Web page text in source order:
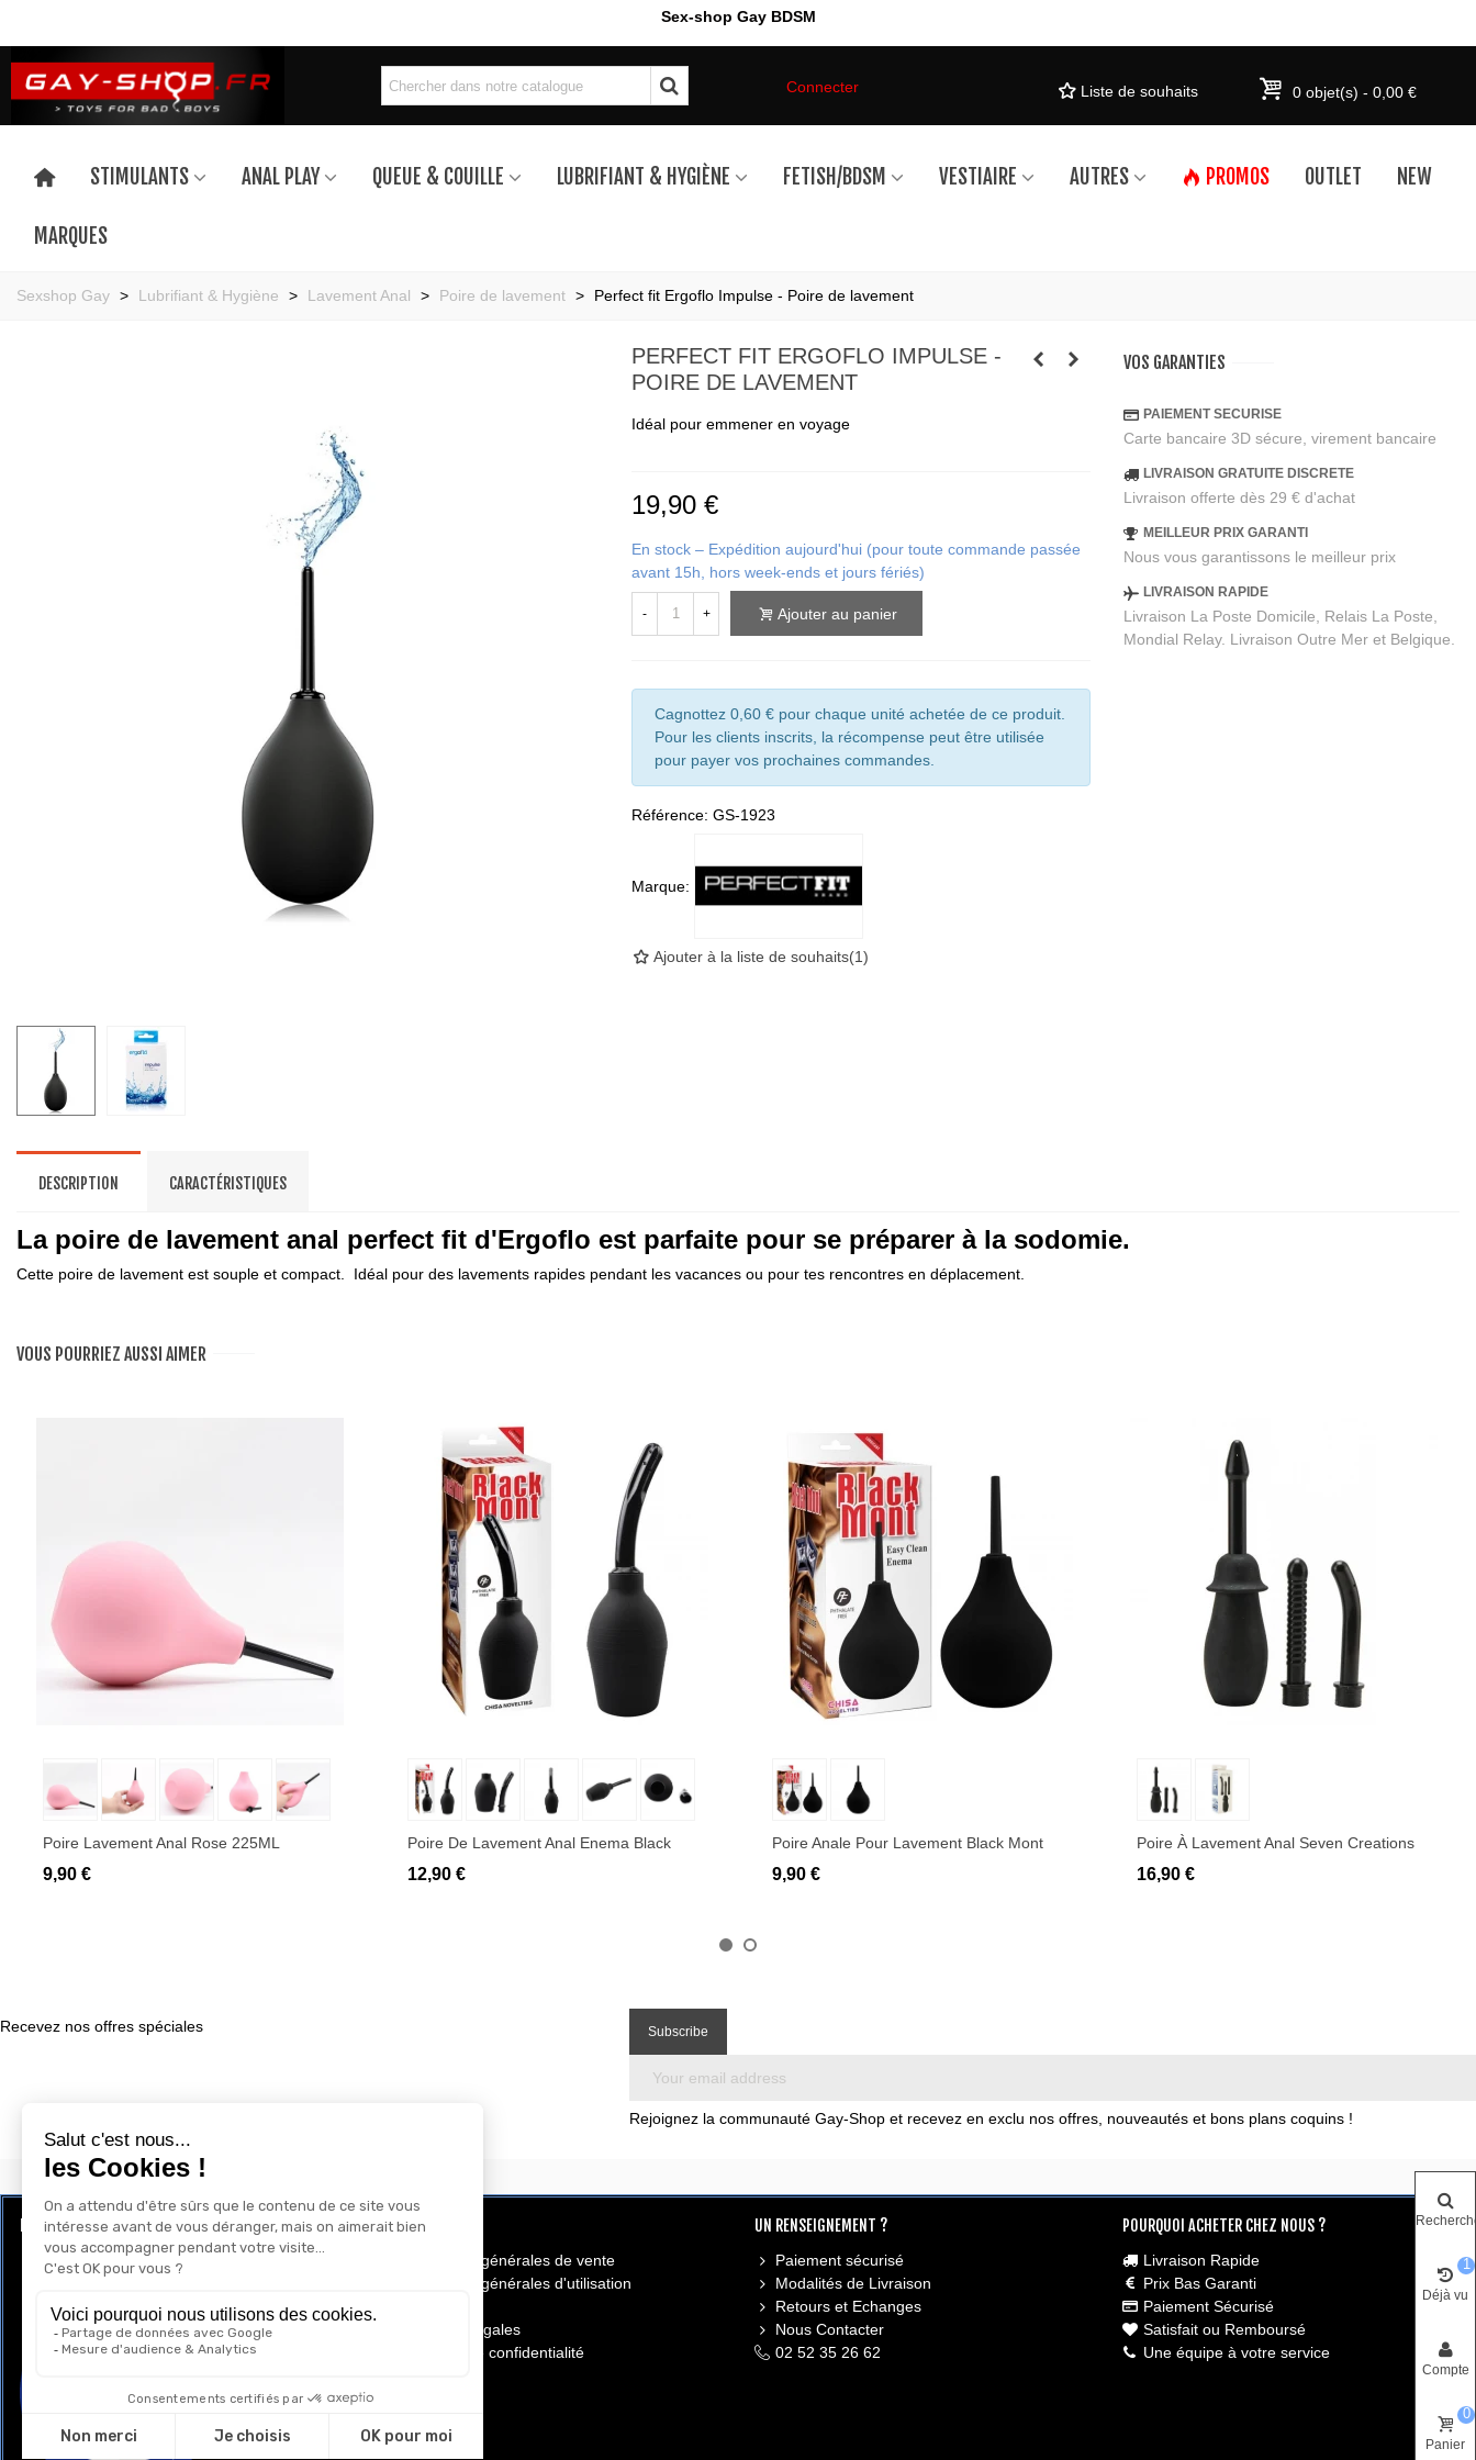
Sex-shop Gay BDSM
Connecter Liste de souhaits 0 objet(s) - 0,00 €
STIMULANTS ANAL PLAY QUEUE & COUILLE LUBRIFIANT & HYGIÈNE FETISH/BDSM VESTIAIRE AUTRES PROMOS OUTLET NEW
MARQUES
Sexshop Gay > Lubrifiant & Hygiène > Lavement Anal > Poire de lavement > Perfect fit Ergoflo Impulse - Poire de lavement
PERFECT FIT ERGOFLO IMPULSE -
POIRE DE LAVEMENT
Idéal pour emmener en voyage
19,90 €
En stock – Expédition aujourd'hui (pour toute commande passée
avant 15h, hors week-ends et jours fériés)
- + Ajouter au panier
Cagnottez 0,60 € pour chaque unité achetée de ce produit.
Pour les clients inscrits, la récompense peut être utilisée
pour payer vos prochaines commandes.
Référence: GS-1923
Marque:
Ajouter à la liste de souhaits(1)
VOS GARANTIES
PAIEMENT SECURISE
Carte bancaire 3D sécure, virement bancaire
LIVRAISON GRATUITE DISCRETE
Livraison offerte dès 29 € d'achat
MEILLEUR PRIX GARANTI
Nous vous garantissons le meilleur prix
LIVRAISON RAPIDE
Livraison La Poste Domicile, Relais La Poste,
Mondial Relay. Livraison Outre Mer et Belgique.
DESCRIPTION CARACTÉRISTIQUES
La poire de lavement anal perfect fit d'Ergoflo est parfaite pour se préparer à la sodomie.
Cette poire de lavement est souple et compact. Idéal pour des lavements rapides pendant les vacances ou pour tes rencontres en déplacement.
VOUS POURRIEZ AUSSI AIMER
Ajouter au panier
Poire Lavement Anal Rose 225ML
9,90 €
Ajouter au panier
Poire De Lavement Anal Enema Black
12,90 €
Ajouter au panier
Poire Anale Pour Lavement Black Mont
9,90 €
Ajouter au panier
Poire À Lavement Anal Seven Creations
16,90 €
Recevez nos offres spéciales
Rejoignez la communauté Gay-Shop et recevez en exclu nos offres, nouveautés et bons plans coquins !
LE CLUB RÉCOMPENSE ET PRIVILÈGE
Programme de Fidélité
GAY-SHOP
Conditions générales de vente
Conditions générales d'utilisation
Mentions légales
Politique de confidentialité
UN RENSEIGNEMENT ?
Paiement sécurisé
Modalités de Livraison
Retours et Echanges
Nous Contacter
02 52 35 26 62
POURQUOI ACHETER CHEZ NOUS ?
Livraison Rapide
Prix Bas Garanti
Paiement Sécurisé
Satisfait ou Remboursé
Une équipe à votre service
Déjà vu
1
Compte
Panier
0